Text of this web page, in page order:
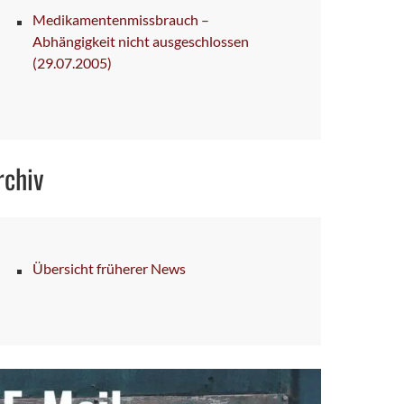
Medikamentenmissbrauch –
Abhängigkeit nicht ausgeschlossen
(29.07.2005)
Übersicht früherer News